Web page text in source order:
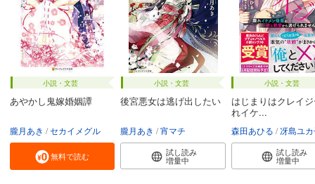
小説・文芸
あやかし鬼嫁婚姻譚
朧月あき セカイメグル
無料で読む
小説・文芸
後宮悪女は逃げ出したい
朧月あき 宵マチ
試し読み
増量中
小説・文芸
はじまりはクレイ
れイケ...
森田あひる 冴島ユ
試し読み
増量中